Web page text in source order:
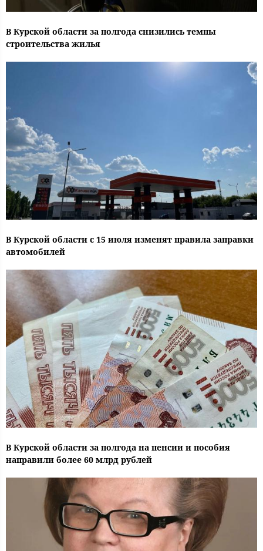
В Курской области за полгода снизились темпы
строительства жилья
В Курской области с 15 июля изменят правила заправки
автомобилей
В Курской области за полгода на пенсии и пособия
направили более 60 млрд рублей